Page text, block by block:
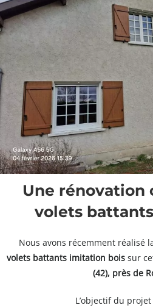
Une rénovation
volets
Nous avons récemment réalisé
volets battants imitation bois sur
(42), près de
L’objectif du